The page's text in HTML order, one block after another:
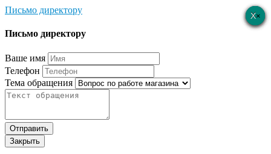
Письмо директору
×
Письмо директору
Ваше имя
Телефон
Тема обращения
Отправить
Закрыть
×
×
×
×